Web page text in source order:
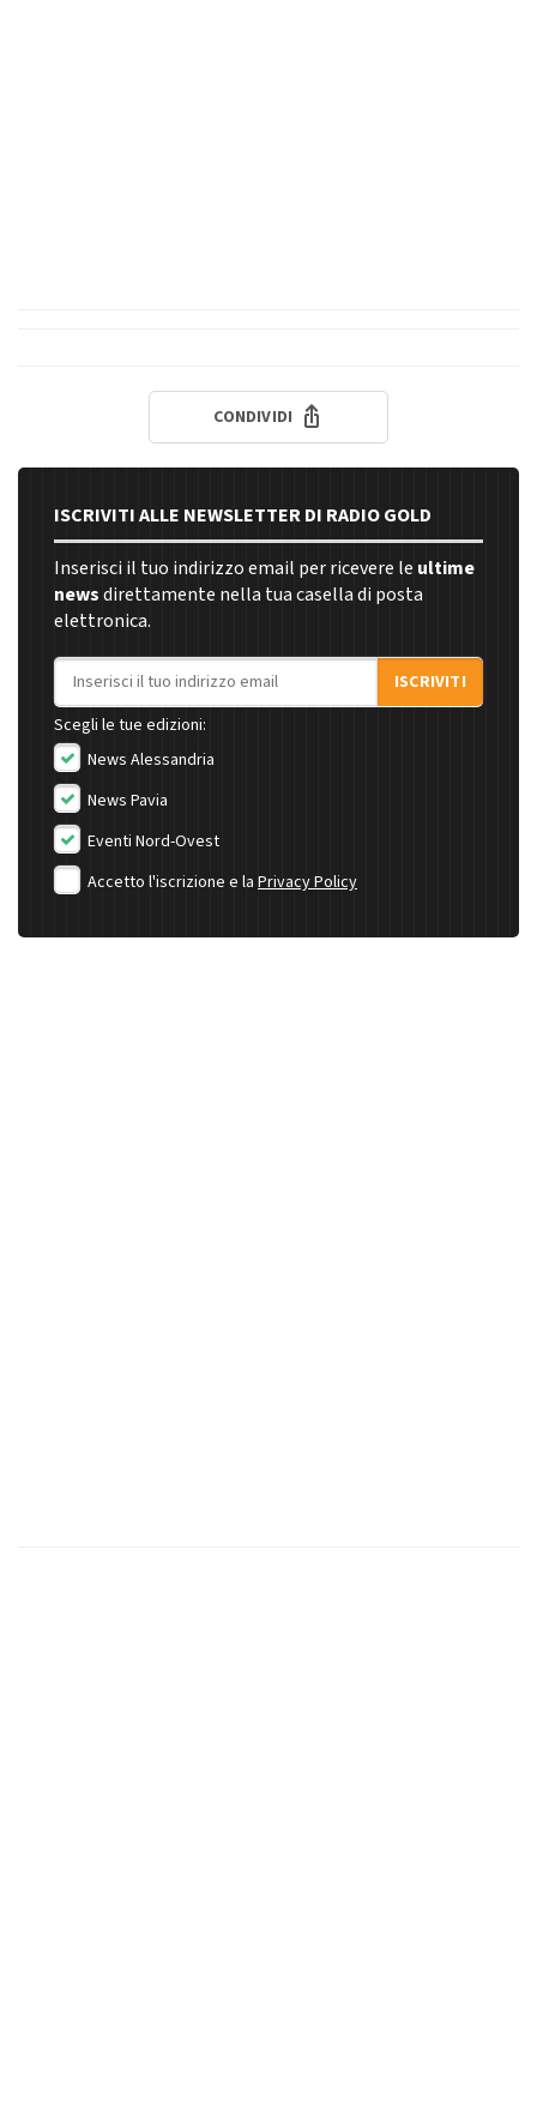
CONDIVIDI
ISCRIVITI ALLE NEWSLETTER DI RADIO GOLD
Inserisci il tuo indirizzo email per ricevere le ultime
newsdirettamente nella tua casella di posta
elettronica.
Indirizzo email
ISCRIVITI
Scegli le tue edizioni:
News Alessandria
News Pavia
Eventi Nord-Ovest
Accetto l'iscrizione e la Privacy Policy